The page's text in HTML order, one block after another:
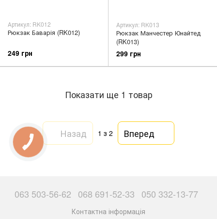
Артикул: RK012
Рюкзак Баварія (RK012)
249 грн
Артикул: RK013
Рюкзак Манчестер Юнайтед
(RK013)
299 грн
Показати ще 1 товар
Назад 1 з 2 Вперед
063 503-56-62 068 691-52-33 050 332-13-77
Контактна інформація